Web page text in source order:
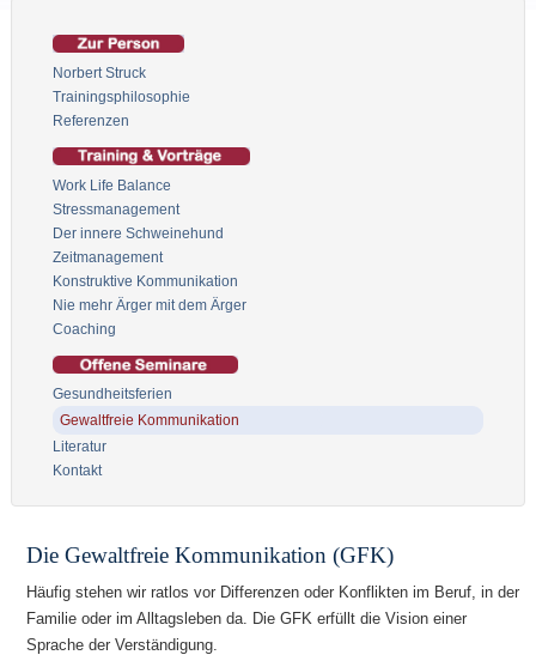
Norbert Struck
Trainingsphilosophie
Referenzen
Work Life Balance
Stressmanagement
Der innere Schweinehund
Zeitmanagement
Konstruktive Kommunikation
Nie mehr Ärger mit dem Ärger
Coaching
Gesundheitsferien
Gewaltfreie Kommunikation
Literatur
Kontakt
Die Gewaltfreie Kommunikation (GFK)
Häufig stehen wir ratlos vor Differenzen oder Konflikten im Beruf, in der
Familie oder im Alltagsleben da. Die GFK erfüllt die Vision einer
Sprache der Verständigung.